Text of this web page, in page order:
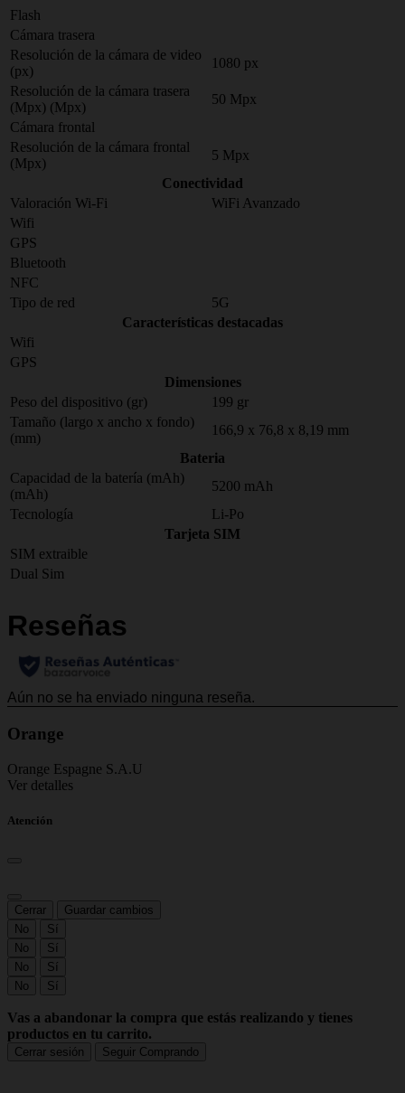
Flash
Cámara trasera
Resolución de la cámara de video
(px)
1080 px
Resolución de la cámara trasera
(Mpx) (Mpx)
50 Mpx
Cámara frontal
Resolución de la cámara frontal
(Mpx)
5 Mpx
Conectividad
Valoración Wi-Fi
WiFi Avanzado
Wifi
GPS
Bluetooth
NFC
Tipo de red
5G
Características destacadas
Wifi
GPS
Dimensiones
Peso del dispositivo (gr)
199 gr
Tamaño (largo x ancho x fondo)
(mm)
166,9 x 76,8 x 8,19 mm
Bateria
Capacidad de la batería (mAh)
(mAh)
5200 mAh
Tecnología
Li-Po
Tarjeta SIM
SIM extraible
Dual Sim
Orange
Orange Espagne S.A.U
Ver detalles
Atención
Cerrar
Guardar cambios
No
Sí
No
Sí
No
Sí
No
Sí
Vas a abandonar la compra que estás realizando y tienes
productos en tu carrito.
Cerrar sesión Seguir Comprando